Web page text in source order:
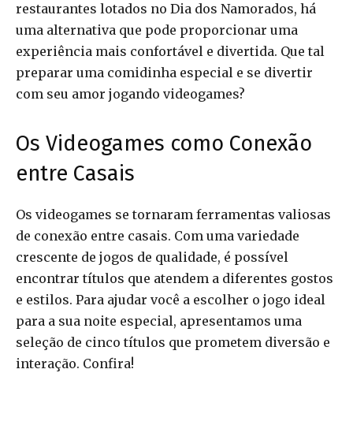
restaurantes lotados no Dia dos Namorados, há
uma alternativa que pode proporcionar uma
experiência mais confortável e divertida. Que tal
preparar uma comidinha especial e se divertir
com seu amor jogando videogames?
Os Videogames como Conexão
entre Casais
Os videogames se tornaram ferramentas valiosas
de conexão entre casais. Com uma variedade
crescente de jogos de qualidade, é possível
encontrar títulos que atendem a diferentes gostos
e estilos. Para ajudar você a escolher o jogo ideal
para a sua noite especial, apresentamos uma
seleção de cinco títulos que prometem diversão e
interação. Confira!